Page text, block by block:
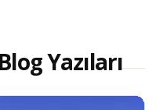
Yazıları